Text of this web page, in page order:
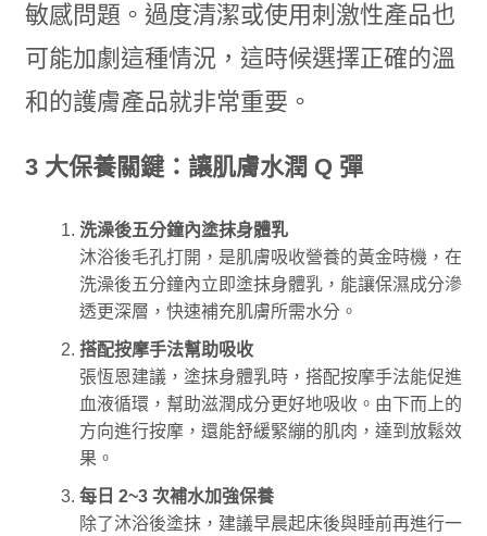
敏感問題。過度清潔或使用刺激性產品也
可能加劇這種情況，這時候選擇正確的溫
和的護膚產品就非常重要。
3 大保養關鍵：讓肌膚水潤 Q 彈
洗澡後五分鐘內塗抹身體乳
沐浴後毛孔打開，是肌膚吸收營養的黃金時機，在
洗澡後五分鐘內立即塗抹身體乳，能讓保濕成分滲
透更深層，快速補充肌膚所需水分。
搭配按摩手法幫助吸收
張恆恩建議，塗抹身體乳時，搭配按摩手法能促進
血液循環，幫助滋潤成分更好地吸收。由下而上的
方向進行按摩，還能舒緩緊繃的肌肉，達到放鬆效
果。
每日 2~3 次補水加強保養
除了沐浴後塗抹，建議早晨起床後與睡前再進行一